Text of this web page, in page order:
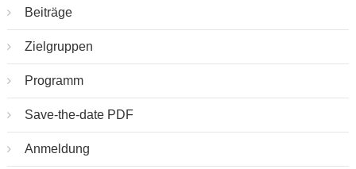
Beiträge
Zielgruppen
Programm
Save-the-date PDF
Anmeldung